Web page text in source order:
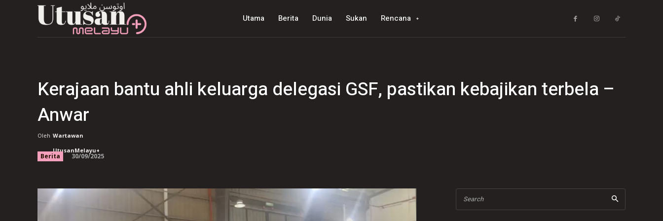
Utama Berita Dunia Sukan Rencana
Kerajaan bantu ahli keluarga delegasi GSF, pastikan kebajikan terbela –
Anwar
Oleh Wartawan
UtusanMelayu+
Berita 30/09/2025
Search